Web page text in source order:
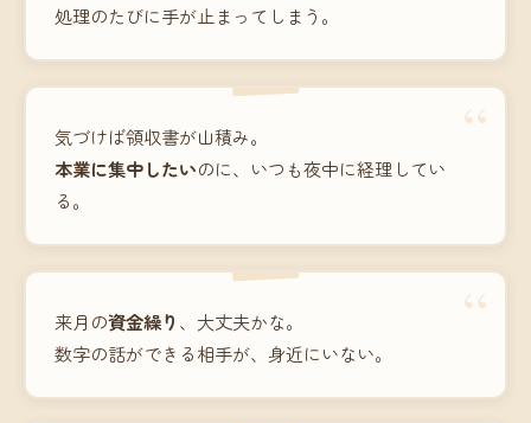
処理のたびに手が止まってしまう。
“
気づけば領収書が山積み。
本業に集中したいのに、いつも夜中に経理してい
る。
“
来月の資金繰り 、大丈夫かな。
数字の話ができる相手が、身近にいない。